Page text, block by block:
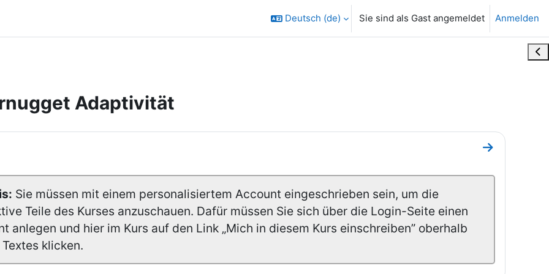
Deutsch ‎(de)‎ Sie sind als Gast angemeldet Anmelden
Adaptivität
Zum Abschnitt
Sie müssen mit einem personalisiertem Account eingeschrieben sein, um die
Teile des Kurses anzuschauen. Dafür müssen Sie sich über die Login-Seite einen
anlegen und hier im Kurs auf den Link „Mich in diesem Kurs einschreiben” oberhalb
klicken.